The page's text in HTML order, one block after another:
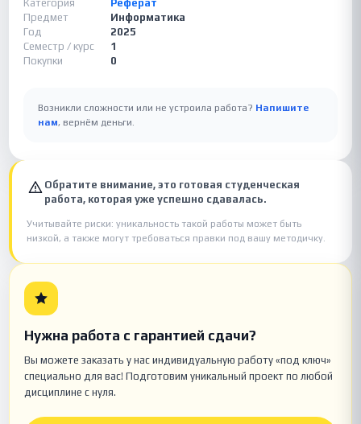
Категория
Реферат
Предмет
Информатика
Год
2025
Семестр / курс
1
Покупки
0
Возникли сложности или не устроила работа? Напишите
нам, вернём деньги.
Обратите внимание, это готовая студенческая
работа, которая уже успешно сдавалась.
Учитывайте риски: уникальность такой работы может быть
низкой, а также могут требоваться правки под вашу методичку.
Нужна работа с гарантией сдачи?
Вы можете заказать у нас индивидуальную работу «под ключ»
специально для вас! Подготовим уникальный проект по любой
дисциплине с нуля.